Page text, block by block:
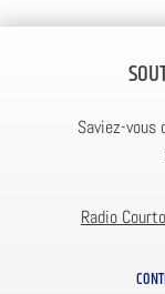
Saviez-
Radio